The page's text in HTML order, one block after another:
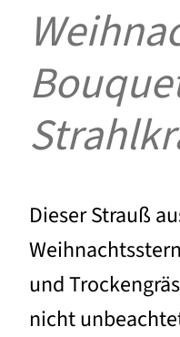
Dieser Strauß
und
nicht